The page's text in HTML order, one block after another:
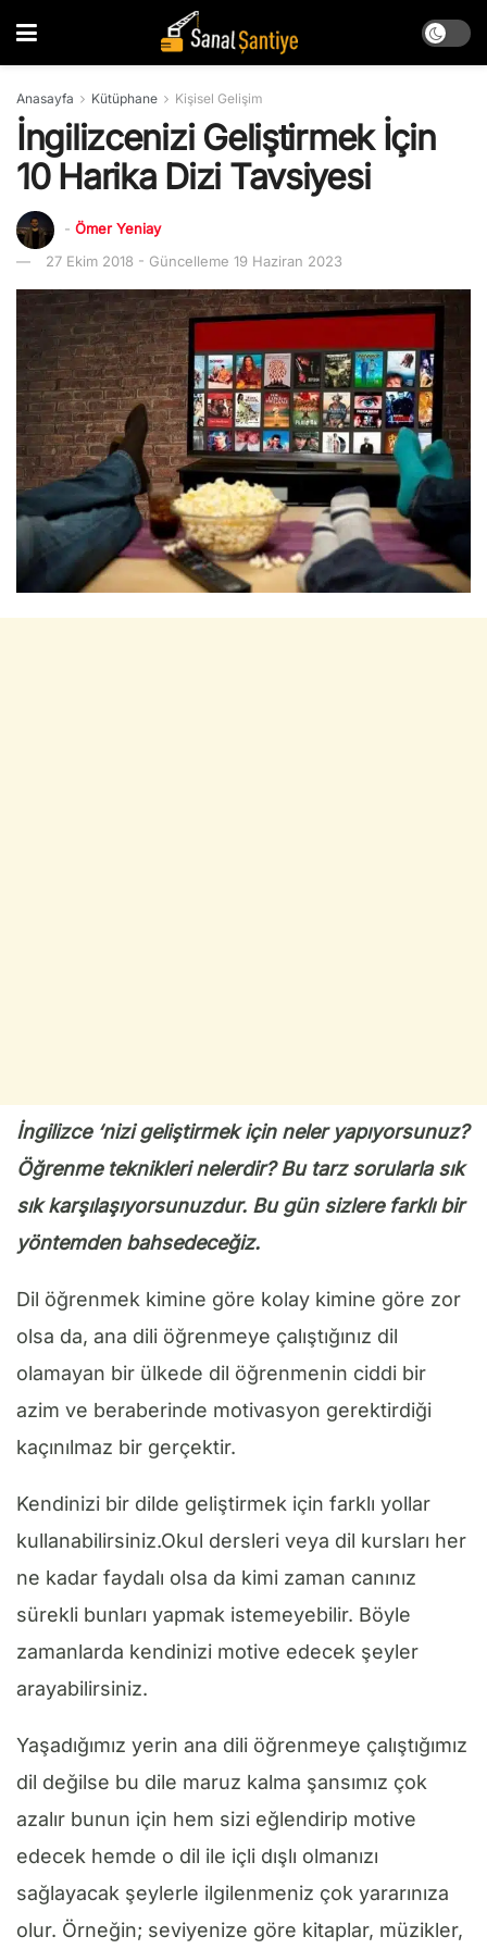
Anasayfa Kütüphane Kişisel Gelişim
İngilizcenizi Geliştirmek İçin
10 Harika Dizi Tavsiyesi
- Ömer Yeniay
27 Ekim 2018 - Güncelleme 19 Haziran 2023
İngilizce ‘nizi geliştirmek için neler yapıyorsunuz?
Öğrenme teknikleri nelerdir? Bu tarz sorularla sık
sık karşılaşıyorsunuzdur. Bu gün sizlere farklı bir
yöntemden bahsedeceğiz.
Dil öğrenmek kimine göre kolay kimine göre zor
olsa da, ana dili öğrenmeye çalıştığınız dil
olamayan bir ülkede dil öğrenmenin ciddi bir
azim ve beraberinde motivasyon gerektirdiği
kaçınılmaz bir gerçektir.
Kendinizi bir dilde geliştirmek için farklı yollar
kullanabilirsiniz.Okul dersleri veya dil kursları her
ne kadar faydalı olsa da kimi zaman canınız
sürekli bunları yapmak istemeyebilir. Böyle
zamanlarda kendinizi motive edecek şeyler
arayabilirsiniz.
Yaşadığımız yerin ana dili öğrenmeye çalıştığımız
dil değilse bu dile maruz kalma şansımız çok
azalır bunun için hem sizi eğlendirip motive
edecek hemde o dil ile içli dışlı olmanızı
sağlayacak şeylerle ilgilenmeniz çok yararınıza
olur. Örneğin; seviyenize göre kitaplar, müzikler,